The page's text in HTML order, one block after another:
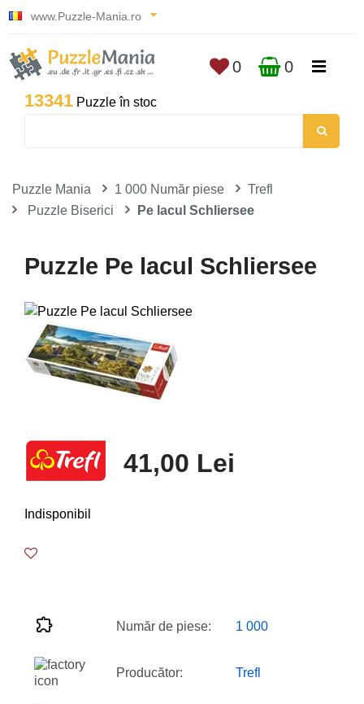
www.Puzzle-Mania.ro
13341 Puzzle în stoc
0 0
Puzzle Mania 1 000 Număr piese
Trefl
Puzzle Biserici
Pe lacul Schliersee
Puzzle Pe lacul Schliersee
41,00 Lei
Indisponibil
Număr de piese: 1 000
Producător: Trefl